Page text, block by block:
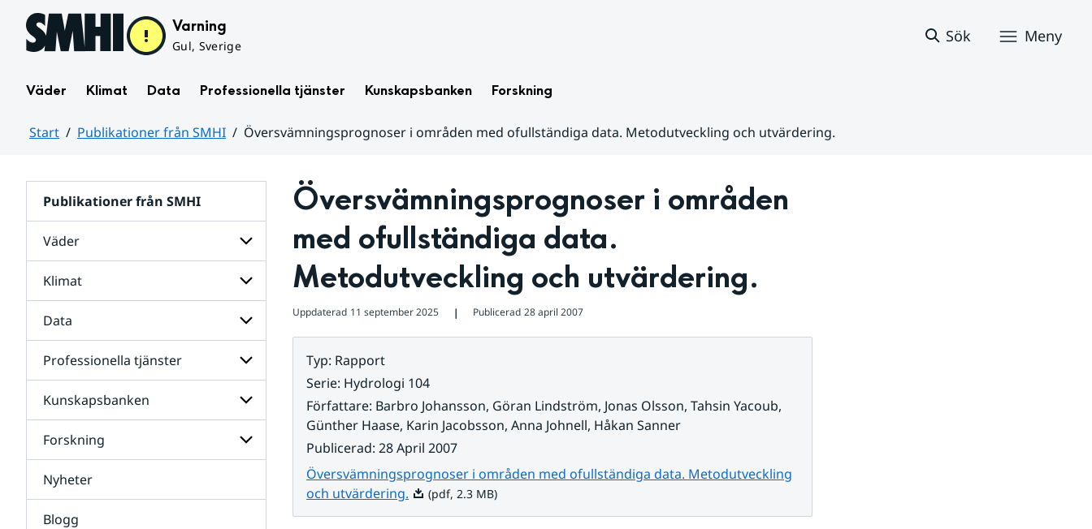
Hoppa till sidans innehåll Varning
Gul, Sverige
Sök Meny
Väder Klimat Data Professionella tjänster Kunskapsbanken Forskning
Start Publikationer från SMHI
Översvämningsprognoser i områden med ofullständiga data. Metodutveckling och utvärdering.
Publikationer från SMHI
Väder
Undersidor
för
Väder
Klimat
Undersidor
för
Klimat
Data
Undersidor
för
Data
Professionella tjänster
Undersidor
för
Professionella
tjänster
Kunskapsbanken
Undersidor
för
Kunskapsbanken
Forskning
för
Forskning
Nyheter
Blogg
Översvämningsprognoser i områden
med ofullständiga data.
Metodutveckling och utvärdering.
Uppdaterad 11 september 2025 ❘ Publicerad 28 april 2007
Typ: Rapport
Serie: Hydrologi 104
Författare: Barbro Johansson, Göran Lindström, Jonas Olsson, Tahsin Yacoub,
Günther Haase, Karin Jacobsson, Anna Johnell, Håkan Sanner
Publicerad: 28 April 2007
Översvämningsprognoser i områden med ofullständiga data. Metodutveckling
och utvärdering.Pdf, 2.3 MB.
(pdf, 2.3 MB)